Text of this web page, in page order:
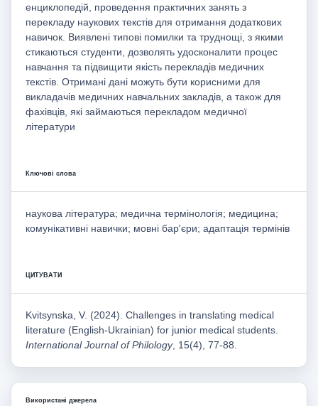
енциклопедій, проведення практичних занять з
перекладу наукових текстів для отримання додаткових
навичок. Виявлені типові помилки та труднощі, з якими
стикаються студенти, дозволять удосконалити процес
навчання та підвищити якість перекладів медичних
текстів. Отримані дані можуть бути корисними для
викладачів медичних навчальних закладів, а також для
фахівців, які займаються перекладом медичної
літератури
Ключові слова
наукова література; медична термінологія; медицина;
комунікативні навички; мовні бар'єри; адаптація термінів
ЦИТУВАТИ
Kvitsynska, V. (2024). Challenges in translating medical
literature (English-Ukrainian) for junior medical students.
International Journal of Philology, 15(4), 77-88.
Використані джерела